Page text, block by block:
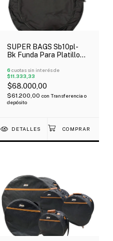
SUPER BAGS Sb10pl-
Bk Funda Para Platillos
6 cuotas sin interés de
$11.333,33
$68.000,00
$61.200,00 con Transferencia o
depósito
DETALLES